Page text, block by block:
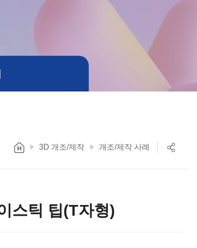
3D 개조/제작 개조/제작 사례
스틱 팁(T자형)